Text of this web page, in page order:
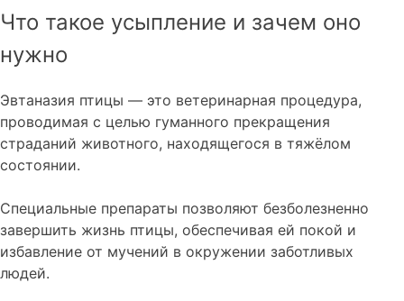
Что такое усыпление и зачем оно
нужно
Эвтаназия птицы — это ветеринарная процедура,
проводимая с целью гуманного прекращения
страданий животного, находящегося в тяжёлом
состоянии.
Специальные препараты позволяют безболезненно
завершить жизнь птицы, обеспечивая ей покой и
избавление от мучений в окружении заботливых
людей.